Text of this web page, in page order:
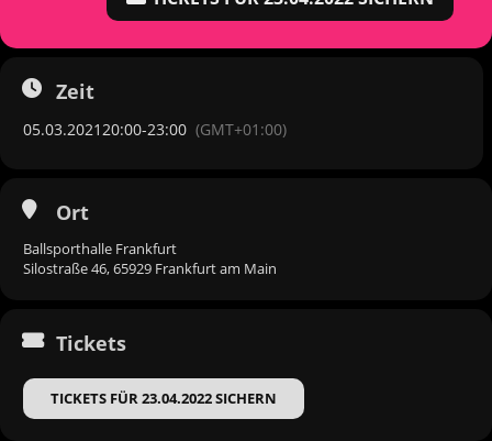
Zeit
05.03.202120:00-23:00 (GMT+01:00)
Ort
Ballsporthalle Frankfurt
Silostraße 46, 65929 Frankfurt am Main
Tickets
TICKETS FÜR 23.04.2022 SICHERN